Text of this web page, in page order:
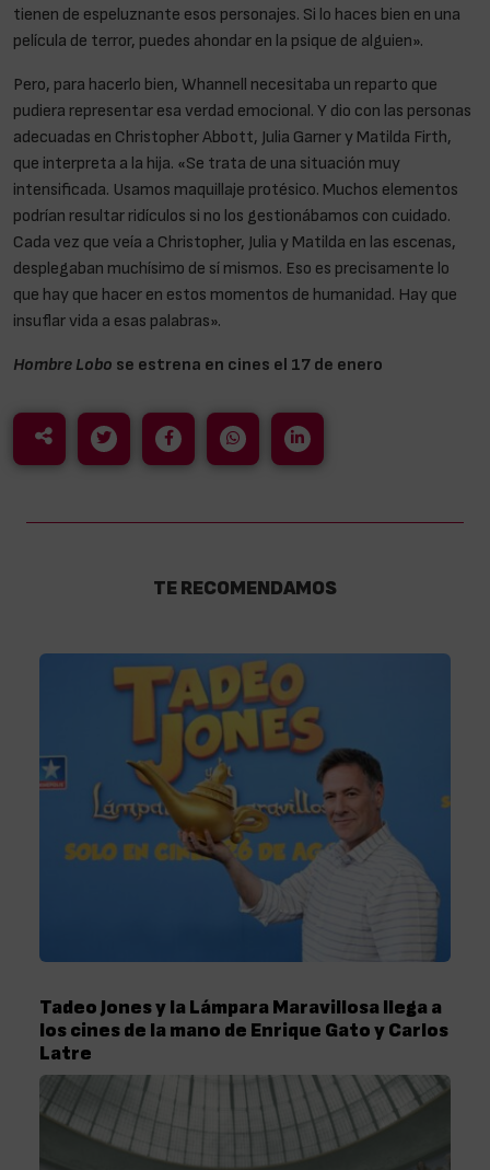
tienen de espeluznante esos personajes. Si lo haces bien en una
película de terror, puedes ahondar en la psique de alguien».
Pero, para hacerlo bien, Whannell necesitaba un reparto que
pudiera representar esa verdad emocional. Y dio con las personas
adecuadas en Christopher Abbott, Julia Garner y Matilda Firth,
que interpreta a la hija. «Se trata de una situación muy
intensificada. Usamos maquillaje protésico. Muchos elementos
podrían resultar ridículos si no los gestionábamos con cuidado.
Cada vez que veía a Christopher, Julia y Matilda en las escenas,
desplegaban muchísimo de sí mismos. Eso es precisamente lo
que hay que hacer en estos momentos de humanidad. Hay que
insuflar vida a esas palabras».
Hombre Lobo se estrena en cines el 17 de enero
TE RECOMENDAMOS
Tadeo Jones y la Lámpara Maravillosa llega a
los cines de la mano de Enrique Gato y Carlos
Latre